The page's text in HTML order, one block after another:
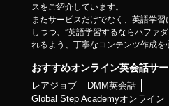
スをご紹介しています。
またサービスだけでなく、英語学
しつつ、”英語学習するならハファ
れるよう、丁寧なコンテンツ作成を
おすすめオンライン英会話サ
レアジョブ
DMM英会話
Global Step Academyオンライン